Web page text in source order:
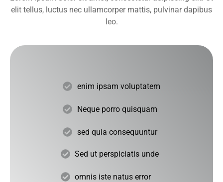
elit tellus, luctus nec ullamcorper mattis, pulvinar dapibus
leo.
Sed ut perspiciatis unde
omnis iste natus error
enim ipsam voluptatem
Neque porro quisquam
sed quia consequuntur